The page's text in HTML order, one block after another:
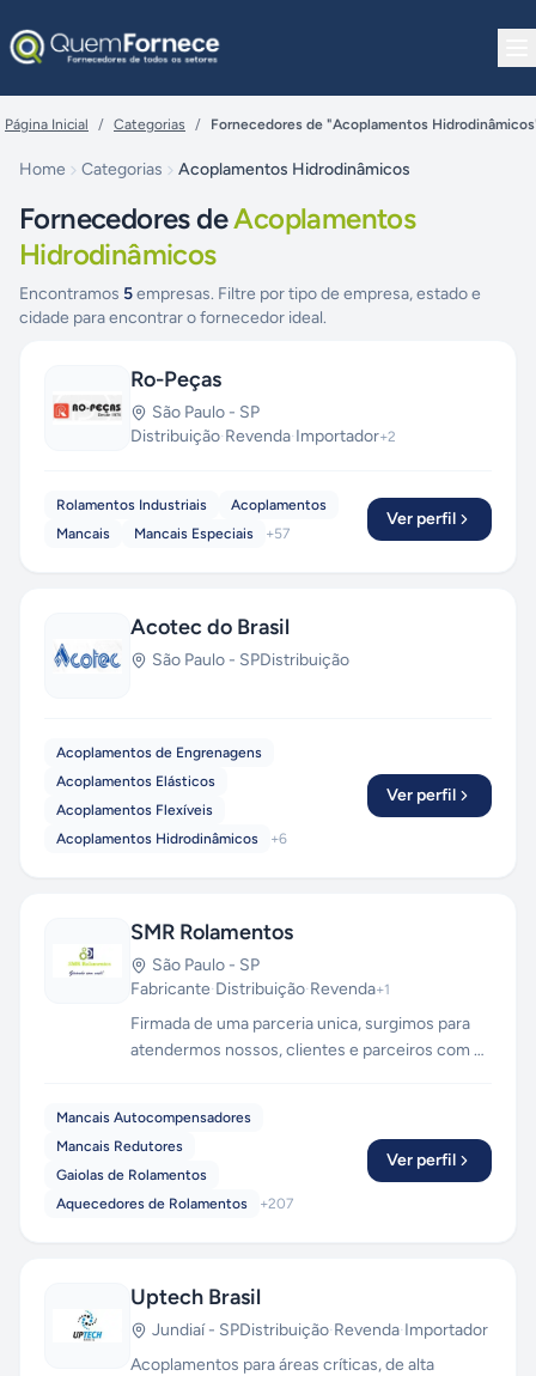
Página Inicial / Categorias / Fornecedores de "Acoplamentos
Home Categorias Acoplamentos Hidrodinâmicos
Fornecedores deAcoplamentos
Hidrodinâmicos
Encontramos 5empresas. Filtre por tipo de empresa, estado e
cidade para encontrar o fornecedor ideal.
Ro-Peças
São Paulo - SP
Distribuição·Revenda·Importador+2
Rolamentos Industriais
Acoplamentos
Mancais
Mancais Especiais +57
Ver perfil
Acotec do Brasil
São Paulo - SPDistribuição
Acoplamentos de Engrenagens
Acoplamentos Elásticos
Acoplamentos Flexíveis
Acoplamentos Hidrodinâmicos
+6
Ver perfil
SMR Rolamentos
São Paulo - SP
Fabricante·Distribuição·Revenda+1
Firmada de uma parceria unica, surgimos para
atendermos nossos, clientes e parceiros com o
promover maior qualidade no mercado de peças
de reposição para a industria.
Mancais Autocompensadores
Mancais Redutores
Gaiolas de Rolamentos
Aquecedores de Rolamentos
+207
Ver perfil
Uptech Brasil
Jundiaí- SPDistribuição·Revenda·Importador
Acoplamentos para áreas críticas, de alta